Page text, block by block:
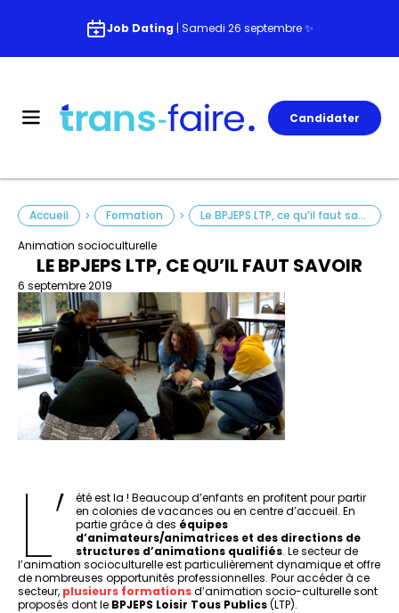
Job Dating | Samedi 26 septembre ✨
Candidater
Animation socioculturelle
Accueil > Formation > Le BPJEPS LTP, ce qu’il faut savoir
LE BPJEPS LTP, CE QU’IL FAUT SAVOIR
6 septembre 2019
L’
été est la ! Beaucoup d’enfants en profitent pour partir
en colonies de vacances ou en centre d’accueil. En
partie grâce à des équipes
d’animateurs/animatrices et des directions de
structures d’animations qualifiés. Le secteur de
l’animation socioculturelle est particulièrement dynamique et offre
de nombreuses opportunités professionnelles. Pour accéder à ce
secteur, plusieurs formationsd’animation socio-culturelle sont
proposés dont le BPJEPS Loisir Tous Publics(LTP).